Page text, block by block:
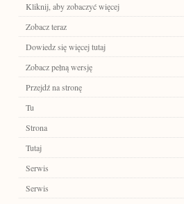
Kliknij, aby zobaczyć więcej
Zobacz teraz
Dowiedz się więcej tutaj
Zobacz pełną wersję
Przejdź na stronę
Tu
Strona
Tutaj
Serwis
Serwis